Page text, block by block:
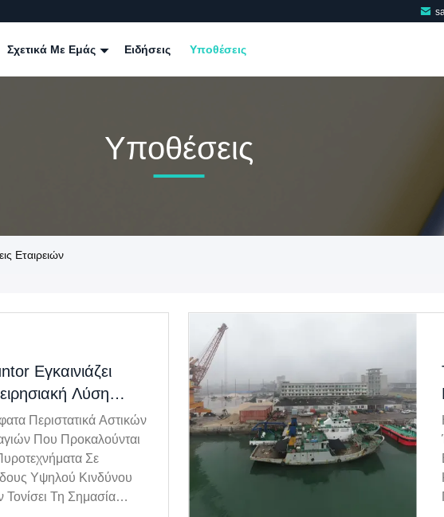
Σχετικά Με Εμάς Ειδήσεις Υποθέσεις
Υποθέσεις
Εταιρειών
Εγκαινιάζει
Λύση
Επιπέδων
Αστικής
Για Τη
Της
Περιστατικά Αστικών
Που Προκαλούνται
Σε
Υψηλού Κινδύνου
Τονίσει Τη Σημασία